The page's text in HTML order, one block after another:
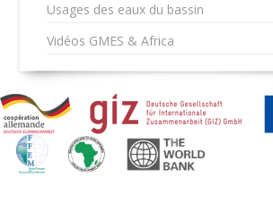
Usages des eaux du bassin
Vidéos GMES & Africa